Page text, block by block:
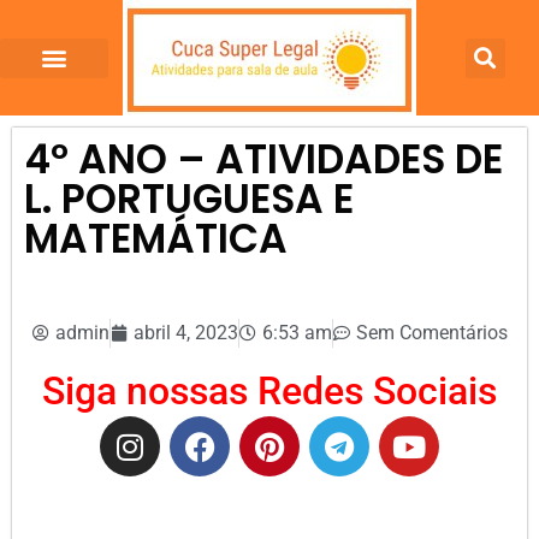
4º ANO – ATIVIDADES DE
L. PORTUGUESA E
MATEMÁTICA
admin abril 4, 2023 6:53 am Sem Comentários
Siga nossas Redes Sociais